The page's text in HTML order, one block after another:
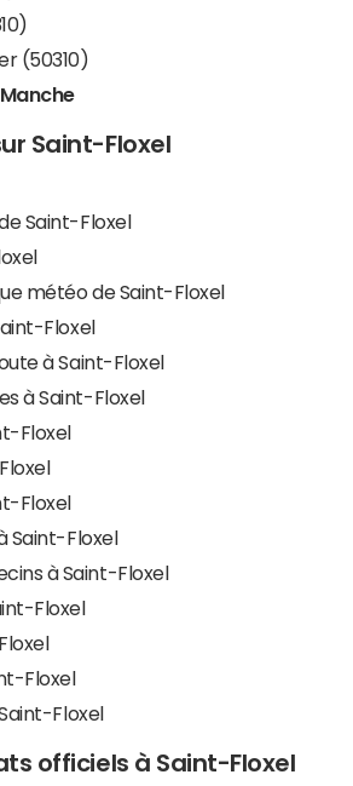
(50310)
Saint-Floxel
Saint-Floxel
météo de Saint-Floxel
Floxel
à Saint-Floxel
à Saint-Floxel
Floxel
Floxel
Saint-Floxel
à Saint-Floxel
Floxel
Floxel
Floxel
officiels à Saint-Floxel